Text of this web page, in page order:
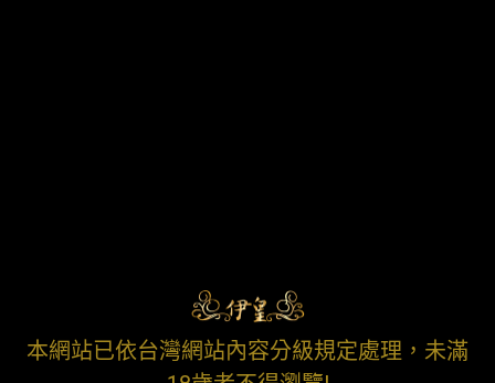
本網站已依台灣網站內容分級規定處理，未滿